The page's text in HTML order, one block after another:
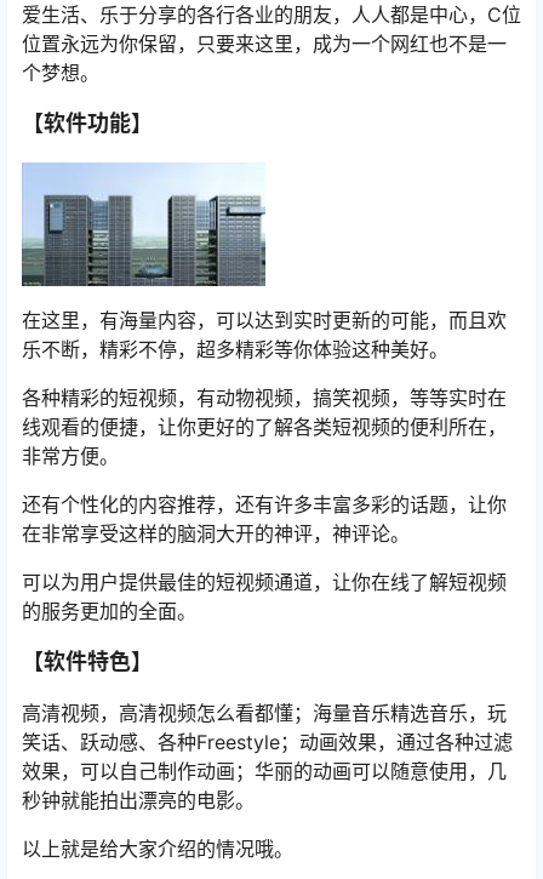
爱生活、乐于分享的各行各业的朋友，人人都是中心，C位
位置永远为你保留，只要来这里，成为一个网红也不是一
个梦想。
【软件功能】
在这里，有海量内容，可以达到实时更新的可能，而且欢
乐不断，精彩不停，超多精彩等你体验这种美好。
各种精彩的短视频，有动物视频，搞笑视频，等等实时在
线观看的便捷，让你更好的了解各类短视频的便利所在，
非常方便。
还有个性化的内容推荐，还有许多丰富多彩的话题，让你
在非常享受这样的脑洞大开的神评，神评论。
可以为用户提供最佳的短视频通道，让你在线了解短视频
的服务更加的全面。
【软件特色】
高清视频，高清视频怎么看都懂；海量音乐精选音乐，玩
笑话、跃动感、各种Freestyle；动画效果，通过各种过滤
效果，可以自己制作动画；华丽的动画可以随意使用，几
秒钟就能拍出漂亮的电影。
以上就是给大家介绍的情况哦。